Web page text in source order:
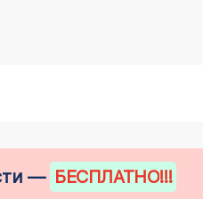
— БЕСПЛАТНО!!!